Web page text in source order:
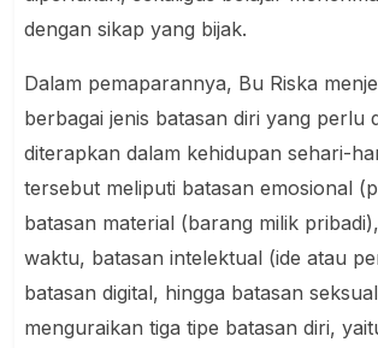
dengan sikap yang bijak.
Dalam pemaparannya, Bu Riska
berbagai jenis batasan diri yang perlu
diterapkan dalam kehidupan sehari-
tersebut meliputi batasan emosional
batasan material (barang milik
waktu, batasan intelektual (ide atau
batasan digital, hingga batasan
menguraikan tiga tipe batasan diri,